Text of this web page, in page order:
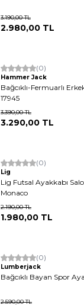
3.190,00TL
2.980,00 TL
Yeni (0)
Hammer Jack
Bağcıklı-Fermuarlı
17945
3.390,00TL
3.290,00 TL
Yeni (0)
Lig
Lig Futsal Ayakkabı
Monaco
2.190,00TL
1.980,00 TL
(0)
Lumberjack
Bağcıklı Bayan Spor
2.590,00TL